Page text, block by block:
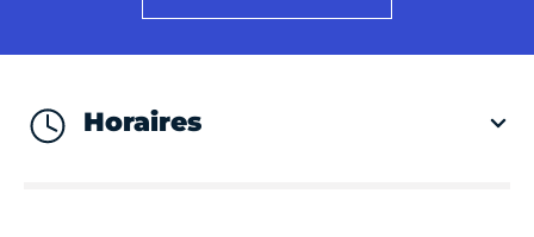
Horaires